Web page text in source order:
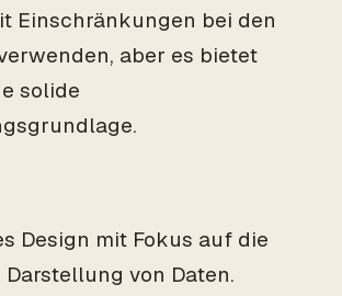
Einschränkungen bei den
aber es bietet
solide
Design mit Fokus auf die
von Daten.